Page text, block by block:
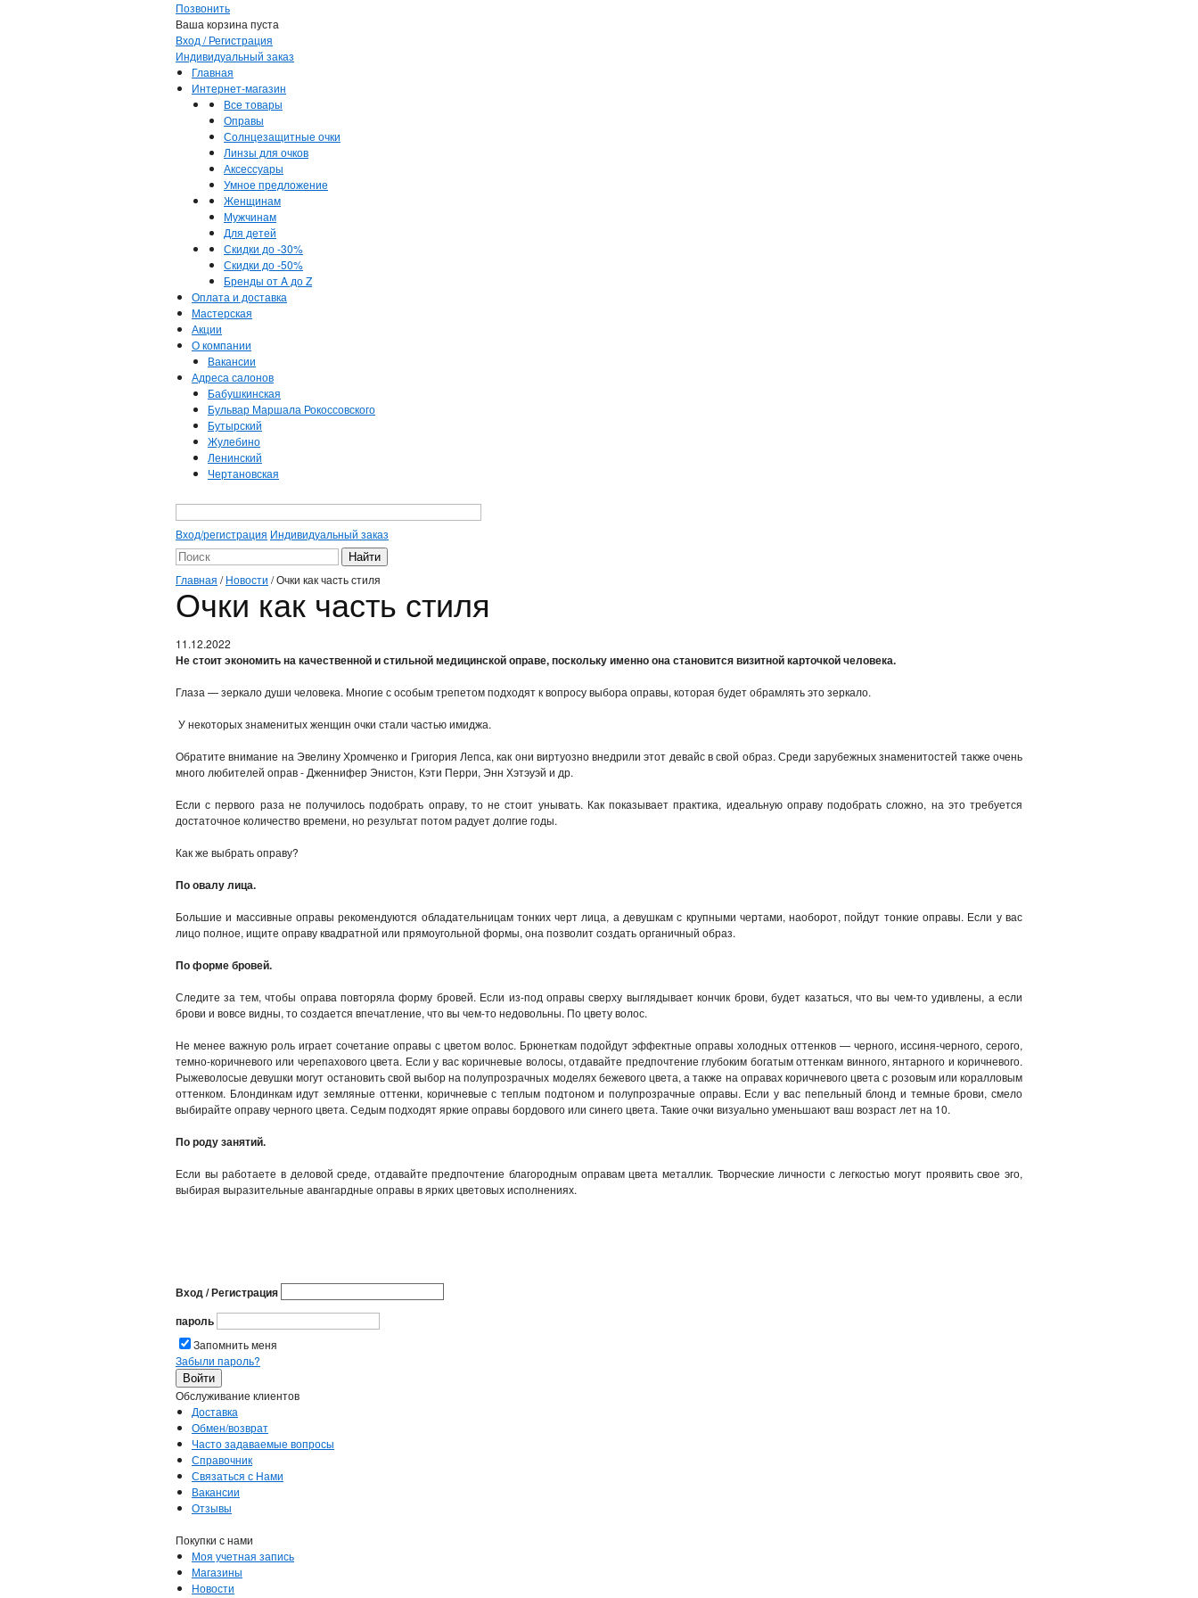
Позвонить
Ваша корзина пуста
Вход / Регистрация
Индивидуальный заказ
Главная
Интернет-магазин
Все товары
Оправы
Солнцезащитные очки
Линзы для очков
Аксессуары
Умное предложение
Женщинам
Мужчинам
Для детей
Скидки до -30%
Скидки до -50%
Бренды от A до Z
Оплата и доставка
Мастерская
Акции
О компании
Вакансии
Адреса салонов
Бабушкинская
Бульвар Маршала Рокоссовского
Бутырский
Жулебино
Ленинский
Чертановская
Вход/регистрация Индивидуальный заказ
Главная /Новости /Очки как часть стиля
Очки как часть стиля
11.12.2022
Не стоит экономить на качественной и стильной медицинской оправе, поскольку именно она становится визитной карточкой человека.
Глаза — зеркало души человека. Многие с особым трепетом подходят к вопросу выбора оправы, которая будет обрамлять это зеркало.
У некоторых знаменитых женщин очки стали частью имиджа.
Обратите внимание на Эвелину Хромченко и Григория Лепса, как они виртуозно внедрили этот девайс в свой образ. Среди зарубежных знаменитостей также очень
много любителей оправ - Дженнифер Энистон, Кэти Перри, Энн Хэтэуэй и др.
Если с первого раза не получилось подобрать оправу, то не стоит унывать. Как показывает практика, идеальную оправу подобрать сложно, на это требуется
достаточное количество времени, но результат потом радует долгие годы.
Как же выбрать оправу?
По овалу лица.
Большие и массивные оправы рекомендуются обладательницам тонких черт лица, а девушкам с крупными чертами, наоборот, пойдут тонкие оправы. Если у вас
лицо полное, ищите оправу квадратной или прямоугольной формы, она позволит создать органичный образ.
По форме бровей.
Следите за тем, чтобы оправа повторяла форму бровей. Если из-под оправы сверху выглядывает кончик брови, будет казаться, что вы чем-то удивлены, а если
брови и вовсе видны, то создается впечатление, что вы чем-то недовольны. По цвету волос.
Не менее важную роль играет сочетание оправы с цветом волос. Брюнеткам подойдут эффектные оправы холодных оттенков — черного, иссиня-черного, серого,
темно-коричневого или черепахового цвета. Если у вас коричневые волосы, отдавайте предпочтение глубоким богатым оттенкам винного, янтарного и коричневого.
Рыжеволосые девушки могут остановить свой выбор на полупрозрачных моделях бежевого цвета, а также на оправах коричневого цвета с розовым или коралловым
оттенком. Блондинкам идут земляные оттенки, коричневые с теплым подтоном и полупрозрачные оправы. Если у вас пепельный блонд и темные брови, смело
выбирайте оправу черного цвета. Седым подходят яркие оправы бордового или синего цвета. Такие очки визуально уменьшают ваш возраст лет на 10.
По роду занятий.
Если вы работаете в деловой среде, отдавайте предпочтение благородным оправам цвета металлик. Творческие личности с легкостью могут проявить свое эго,
выбирая выразительные авангардные оправы в ярких цветовых исполнениях.
Вход / Регистрация
пароль
Запомнить меня
Забыли пароль?
Обслуживание клиентов
Доставка
Обмен/возврат
Часто задаваемые вопросы
Справочник
Связаться с Нами
Вакансии
Отзывы
Покупки с нами
Моя учетная запись
Магазины
Новости